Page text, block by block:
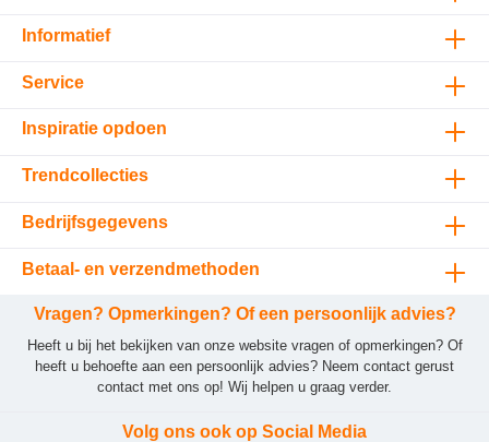
Informatief
Service
Inspiratie opdoen
Trendcollecties
Bedrijfsgegevens
Betaal- en verzendmethoden
Vragen? Opmerkingen? Of een persoonlijk advies?
Heeft u bij het bekijken van onze website vragen of opmerkingen? Of
heeft u behoefte aan een persoonlijk advies? Neem contact gerust
contact met ons op! Wij helpen u graag verder.
Volg ons ook op Social Media